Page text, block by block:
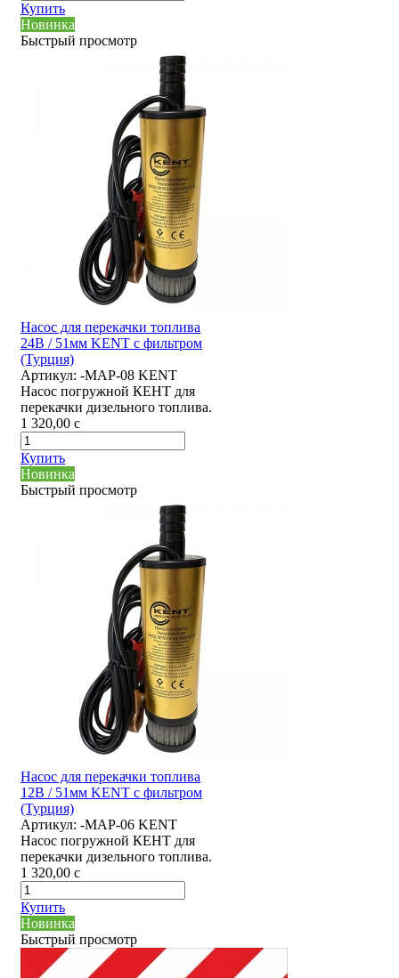
Купить
Новинка
Быстрый просмотр
Насос для перекачки топлива
24В / 51мм KENT с фильтром
(Турция)
Артикул: -MAP-08 KENT
Насос погружной КЕНТ для
перекачки дизельного топлива.
1 320,00 c
Купить
Новинка
Быстрый просмотр
Насос для перекачки топлива
12В / 51мм KENT с фильтром
(Турция)
Артикул: -MAP-06 KENT
Насос погружной КЕНТ для
перекачки дизельного топлива.
1 320,00 c
Купить
Новинка
Быстрый просмотр